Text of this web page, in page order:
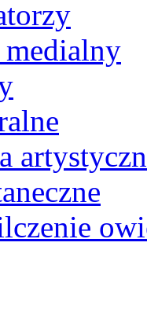
medialny